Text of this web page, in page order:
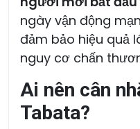
ngày vận động
đảm bảo hiệu quả
nguy cơ chấn
Ai nên cân
Tabata?